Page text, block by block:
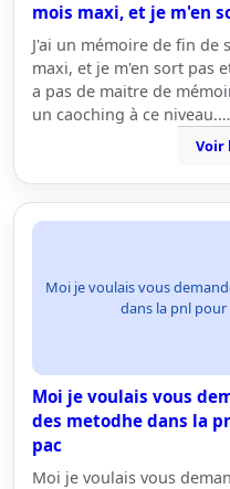
mois maxi, et je m'en
J'ai un mémoire de fin de
maxi, et je m'en sort pas
a pas de maitre de
un caoching à ce niveau.…
Voir
Moi je voulais vous
dans la pnl pour
Moi je voulais vous
des metodhe dans la
pac
Moi je voulais vous